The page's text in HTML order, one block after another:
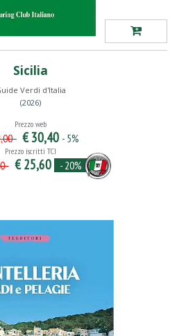
Sicilia
Verdi d'Italia
(2026)
Prezzo web
€ 30,40 - 5%
Prezzo iscritti TCI
€ 25,60 - 20%